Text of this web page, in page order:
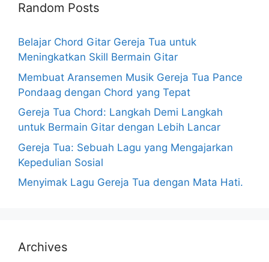
Random Posts
Belajar Chord Gitar Gereja Tua untuk
Meningkatkan Skill Bermain Gitar
Membuat Aransemen Musik Gereja Tua Pance
Pondaag dengan Chord yang Tepat
Gereja Tua Chord: Langkah Demi Langkah
untuk Bermain Gitar dengan Lebih Lancar
Gereja Tua: Sebuah Lagu yang Mengajarkan
Kepedulian Sosial
Menyimak Lagu Gereja Tua dengan Mata Hati.
Archives